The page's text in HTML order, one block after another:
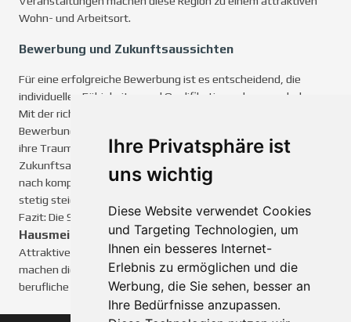
Ihre Privatsphäre ist
uns wichtig
Diese Website verwendet Cookies
und Targeting Technologien, um
Ihnen ein besseres Internet-
Erlebnis zu ermöglichen und die
Werbung, die Sie sehen, besser an
Ihre Bedürfnisse anzupassen.
Wohn- und Arbeitsort.
Bewerbung und Zukunftsaussichten
Für eine erfolgreiche Bewerbung ist es entscheidend, die
individuellen Fähigkeiten und Qualifikationen hervorzuheben.
Mit der richtigen Vorbereitung und einer maßgeschneiderten
Bewerbung haben Hausmeisterehepaare die besten Chancen,
ihre Traumposition in Berlin-Köpenick zu finden. Die
Zukunftsaussichten sind vielversprechend, da die Nachfrage
nach kompetenten Hausmeisterehepaaren in dieser Region
stetig steigt.
Fazit: Die Suche nach dem Traumjob für
HausmeisterehepaareinBerlin-Köpenick lohnt sich.
Attraktive Stellenangebote und die einmalige Lebensqualität
machen diese Region zu einem idealen Ort für eine erfüllende
berufliche und private Zukunft.